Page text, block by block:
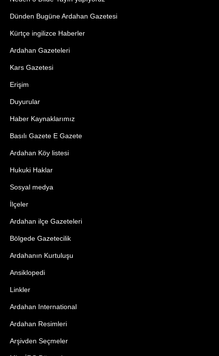
Dünden Bugüne Ardahan Gazetesi
Kürtçe ingilizce Haberler
Ardahan Gazeteleri
Kars Gazetesi
Erişim
Duyurular
Haber Kaynaklarımız
Basılı Gazete E Gazete
Ardahan Köy listesi
Hukuki Haklar
Sosyal medya
İlçeler
Ardahan ilçe Gazeteleri
Bölgede Gazetecilik
Ardahanın Kurtuluşu
Ansiklopedi
Linkler
Ardahan International
Ardahan Resimleri
Arşivden Seçmeler